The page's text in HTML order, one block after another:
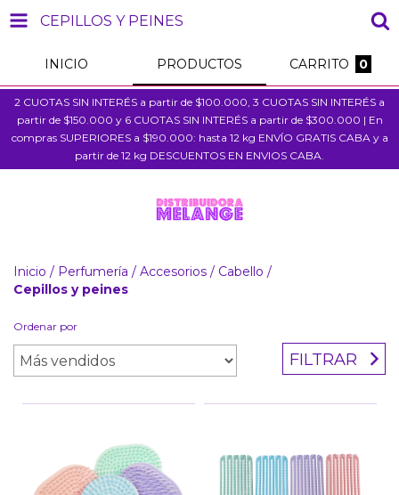
CEPILLOS Y PEINES
INICIO PRODUCTOS CARRITO 0
2 CUOTAS SIN INTERÉS a partir de $100.000, 3 CUOTAS SIN INTERÉS a
partir de $150.000 y 6 CUOTAS SIN INTERÉS a partir de $300.000 | En
compras SUPERIORES a $190.000: hasta 12 kg ENVÍO GRATIS CABA y a
partir de 12 kg DESCUENTOS EN ENVIOS CABA.
Inicio / Perfumería / Accesorios / Cabello /
Cepillos y peines
Ordenar por
FILTRAR